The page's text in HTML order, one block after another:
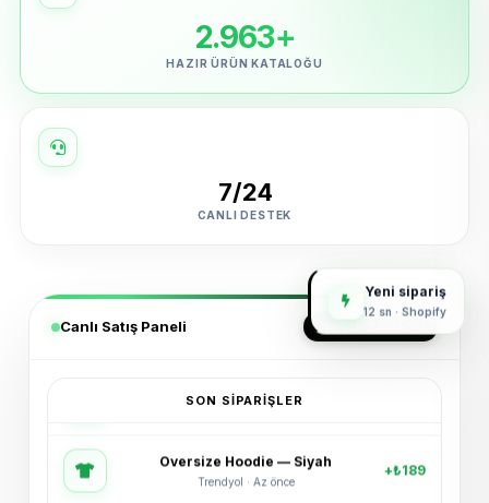
2.963+
HAZIR ÜRÜN KATALOĞU
7/24
CANLI DESTEK
Yeni sipariş
12 sn · Shopify
Canlı Satış Paneli GERÇEK ZAMANLI
SON SIPARIŞLER